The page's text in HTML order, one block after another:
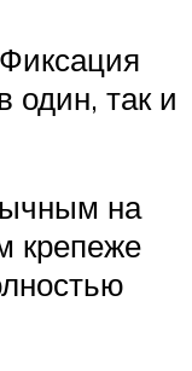
один, так и
на
крепеже